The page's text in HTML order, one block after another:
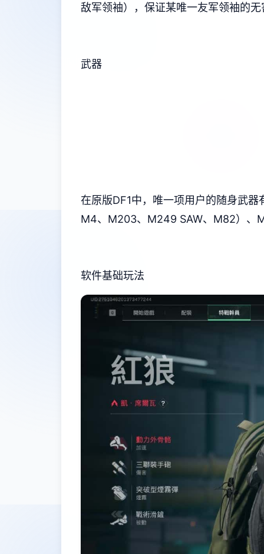
敌军领袖），保证某唯一友军领袖的无
武器
在原版DF1中，唯一项用户的随身武
M4、M203、M249 SAW、M82）、
软件基础玩法